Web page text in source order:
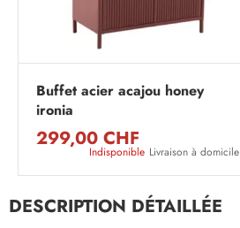
Buffet acier acajou honey
ironia
299,00 CHF
Indisponible Livraison à domicile
DESCRIPTION DÉTAILLÉE